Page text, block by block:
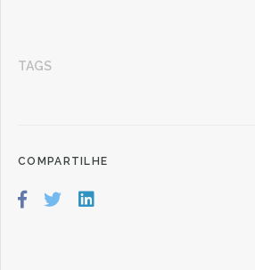
TAGS
COMPARTILHE